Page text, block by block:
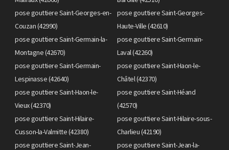
pose gouttiere Saint-Georges-en-
Couzan (42990)
pose gouttiere Saint-Georges-
Haute-Ville (42610)
pose gouttiere Saint-Germain-la-
Montagne (42670)
pose gouttiere Saint-Germain-
Laval (42260)
pose gouttiere Saint-Germain-
Lespinasse (42640)
pose gouttiere Saint-Haon-le-
Châtel (42370)
pose gouttiere Saint-Haon-le-
Vieux (42370)
pose gouttiere Saint-Héand
(42570)
pose gouttiere Saint-Hilaire-
Cusson-la-Valmitte (42380)
pose gouttiere Saint-Hilaire-sous-
Charlieu (42190)
pose gouttiere Saint-Jean-
pose gouttiere Saint-Jean-la-